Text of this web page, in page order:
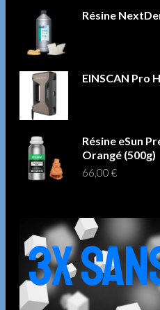
Résine
EINSCAN Pro
Résine eSun
Orangé (500g)
66,00€
3X